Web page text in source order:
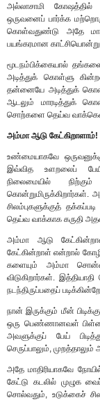
அல்லாசாமி கோஷத்தில்
ஒருவனைப் பார்க்க
கொள்வதுண்டு அதே
பயங்கரமான
மூடநம்பிக்கையால்
அடித்துக் கொள்ளு
தன்னையே அடித்துக்
ஆடலும் மாரடித்துக்
சொற்களை தெய்வ வாக்கென
அம்மா ஆடு கேட்கிறாளாம்!
உண்மையாகவே
இவ்வித உளறலைப்
நிலைமையில்
சிலம்புகளுக்குத்
தெய்வ வாக்காக கருதி
அம்மா ஆடு
கேட்கின்றாள் என்றால்
களையும் அம்மா
விடுகிறார்கள்.
நடந்திருப்பதைப்
நான் இருக்கும் மீன்
ஒரு பெண்ணானவள் பிள்ளை
அவளுக்குப் பேய்
செருப்பாலும்,
அதே மாதிரியாகவே
கேட்டு கடலில் முழுக
சொல்வதும், உடுக்கைச்